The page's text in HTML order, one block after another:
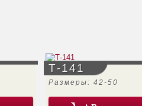
Т-141
Размеры: 42-50